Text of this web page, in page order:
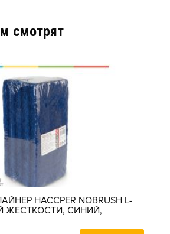
смотрят
HACCPER NOBRUSH L-
ЖЕСТКОСТИ, СИНИЙ,